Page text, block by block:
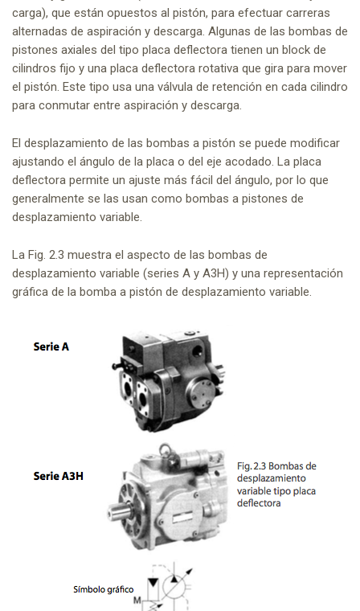
carga), que están opuestos al pistón, para efectuar carreras
alternadas de aspiración y descarga. Algunas de las bombas de
pistones axiales del tipo placa deflectora tienen un block de
cilindros fijo y una placa deflectora rotativa que gira para mover
el pistón. Este tipo usa una válvula de retención en cada cilindro
para conmutar entre aspiración y descarga.
El desplazamiento de las bombas a pistón se puede modificar
ajustando el ángulo de la placa o del eje acodado. La placa
deflectora permite un ajuste más fácil del ángulo, por lo que
generalmente se las usan como bombas a pistones de
desplazamiento variable.
La Fig. 2.3 muestra el aspecto de las bombas de
desplazamiento variable (series A y A3H) y una representación
gráfica de la bomba a pistón de desplazamiento variable.